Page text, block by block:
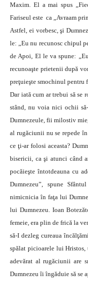
Maxim. El a mai spus
Fariseul este ca „Avraam
Astfel, ei vorbesc, şi
le: „Eu nu recunosc chipul
de Apoi, El le va spune:
recunoaşte prietenii după
preţuieşte smochinul pentru
Dar iată cum ar trebui să se
stând, nu voia nici ochii
Dumnezeule, fii milostiv
al rugăciunii nu se repede
ce ţi-ar folosi aceasta?
bisericii, ca şi atunci când
pocăieşte întotdeauna cu
Dumnezeu”, spune
nimicnicia în faţa lui
lui Dumnezeu. Ioan
femeie, era plin de frică la
să-I dezleg cureaua
spălat picioarele lui
adevărat al rugăciunii are
Dumnezeu îi îngăduie să se